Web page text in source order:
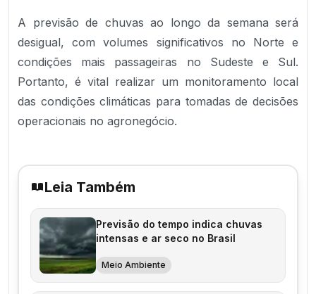
A previsão de chuvas ao longo da semana será
desigual, com volumes significativos no Norte e
condições mais passageiras no Sudeste e Sul.
Portanto, é vital realizar um monitoramento local
das condições climáticas para tomadas de decisões
operacionais no agronegócio.
Leia Também
Previsão do tempo indica chuvas
intensas e ar seco no Brasil
Meio Ambiente